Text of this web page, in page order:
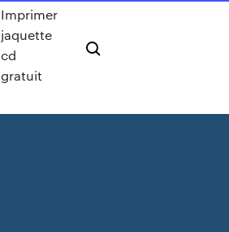
Imprimer
jaquette
cd
gratuit